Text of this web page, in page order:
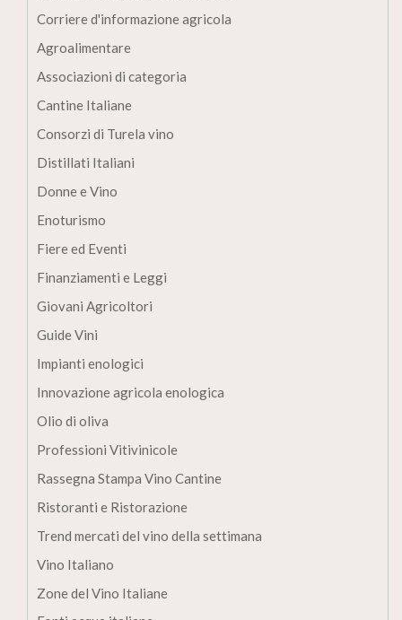
Corriere d'informazione agricola
Agroalimentare
Associazioni di categoria
Cantine Italiane
Consorzi di Turela vino
Distillati Italiani
Donne e Vino
Enoturismo
Fiere ed Eventi
Finanziamenti e Leggi
Giovani Agricoltori
Guide Vini
Impianti enologici
Innovazione agricola enologica
Olio di oliva
Professioni Vitivinicole
Rassegna Stampa Vino Cantine
Ristoranti e Ristorazione
Trend mercati del vino della settimana
Vino Italiano
Zone del Vino Italiane